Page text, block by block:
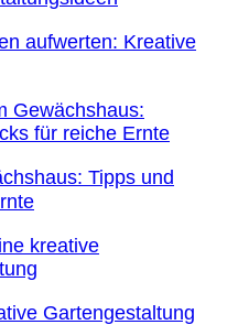
aufwerten: Kreative
Tipps und
Gartengestaltung